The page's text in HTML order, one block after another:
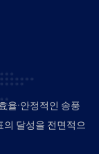
율·안정적인 송풍
의 달성을 전면적으